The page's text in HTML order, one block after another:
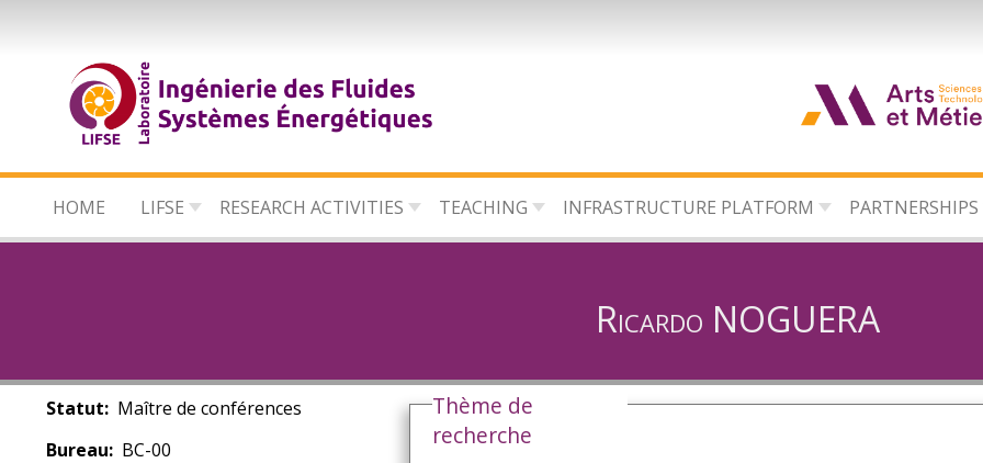
HOME LIFSE RESEARCH ACTIVITIES TEACHING INFRASTRUCTURE PLATFORM PARTNERSHIPS
Ricardo NOGUERA
Statut
Maître de conférences
Bureau
BC-00
Thème de
recherche